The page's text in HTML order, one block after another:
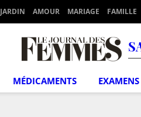
JARDIN AMOUR MARIAGE FAMILLE
MÉDICAMENTS EXAMENS